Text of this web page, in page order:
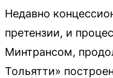
Недавно
претензии, и
Минтрансом,
Тольятти»